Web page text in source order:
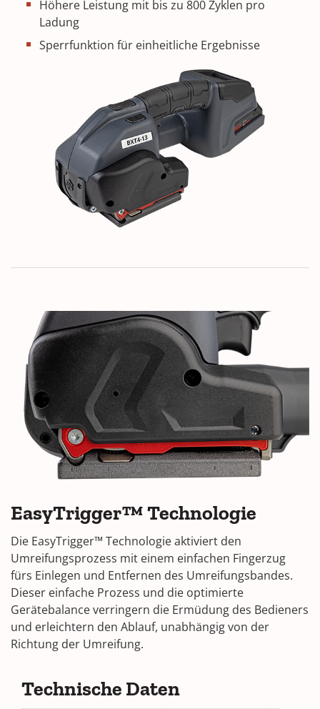
Höhere Leistung mit bis zu 800 Zyklen pro
Ladung
Sperrfunktion für einheitliche Ergebnisse
EasyTrigger™ Technologie
Die EasyTrigger™ Technologie aktiviert den
Umreifungsprozess mit einem einfachen Fingerzug
fürs Einlegen und Entfernen des Umreifungsbandes.
Dieser einfache Prozess und die optimierte
Gerätebalance verringern die Ermüdung des Bedieners
und erleichtern den Ablauf, unabhängig von der
Richtung der Umreifung.
Technische Daten